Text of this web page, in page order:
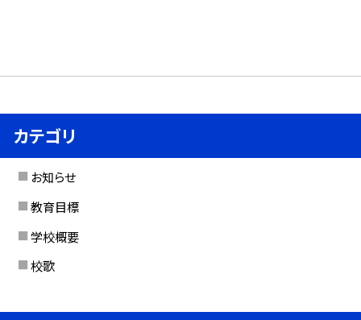
カテゴリ
お知らせ
教育目標
学校概要
校歌